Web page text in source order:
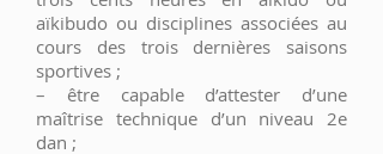
aïkibudo ou disciplines associées au
cours des trois dernières saisons
sportives ;
– être capable d’attester d’une
maîtrise technique d’un niveau 2e
dan ;